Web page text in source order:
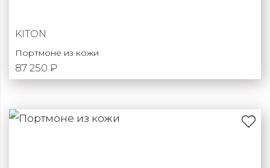
KITON
Портмоне из кожи
87 250 ₽